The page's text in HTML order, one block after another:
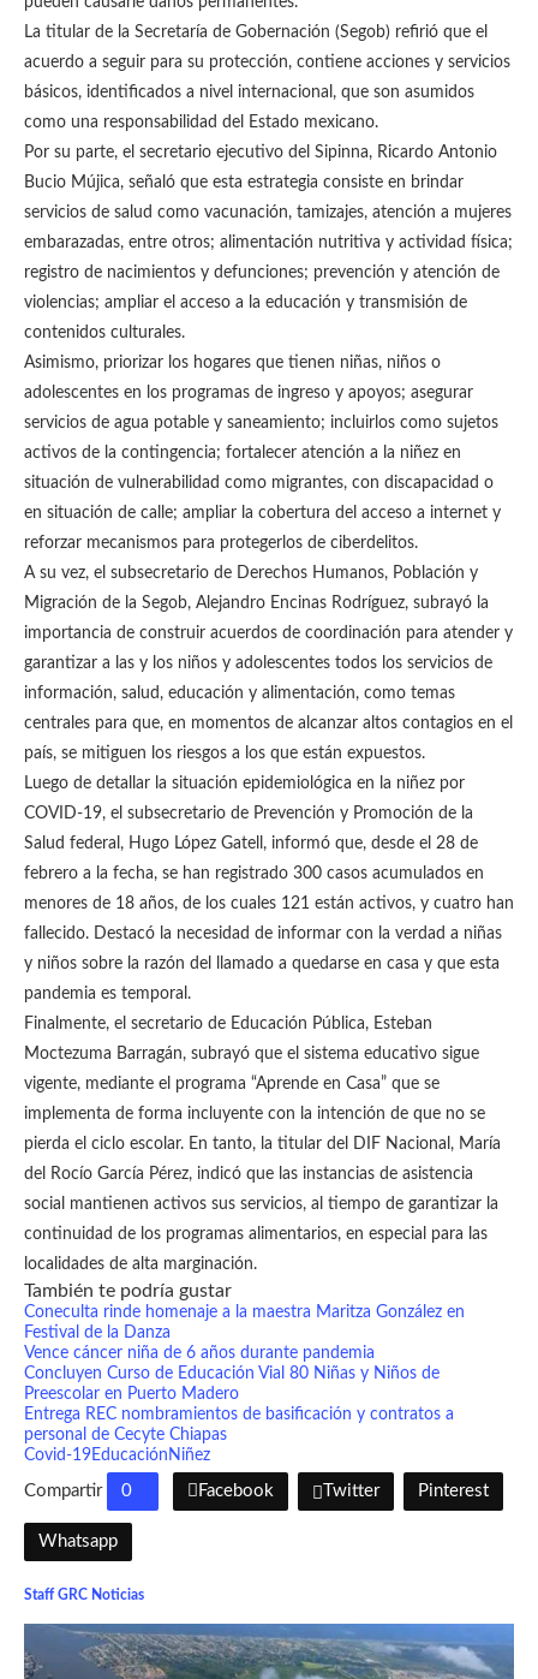
La titular de la Secretaría de Gobernación (Segob) refirió que el
acuerdo a seguir para su protección, contiene acciones y servicios
básicos, identificados a nivel internacional, que son asumidos
como una responsabilidad del Estado mexicano.
Por su parte, el secretario ejecutivo del Sipinna, Ricardo Antonio
Bucio Mújica, señaló que esta estrategia consiste en brindar
servicios de salud como vacunación, tamizajes, atención a mujeres
embarazadas, entre otros; alimentación nutritiva y actividad física;
registro de nacimientos y defunciones; prevención y atención de
violencias; ampliar el acceso a la educación y transmisión de
contenidos culturales.
Asimismo, priorizar los hogares que tienen niñas, niños o
adolescentes en los programas de ingreso y apoyos; asegurar
servicios de agua potable y saneamiento; incluirlos como sujetos
activos de la contingencia; fortalecer atención a la niñez en
situación de vulnerabilidad como migrantes, con discapacidad o
en situación de calle; ampliar la cobertura del acceso a internet y
reforzar mecanismos para protegerlos de ciberdelitos.
A su vez, el subsecretario de Derechos Humanos, Población y
Migración de la Segob, Alejandro Encinas Rodríguez, subrayó la
importancia de construir acuerdos de coordinación para atender y
garantizar a las y los niños y adolescentes todos los servicios de
información, salud, educación y alimentación, como temas
centrales para que, en momentos de alcanzar altos contagios en el
país, se mitiguen los riesgos a los que están expuestos.
Luego de detallar la situación epidemiológica en la niñez por
COVID-19, el subsecretario de Prevención y Promoción de la
Salud federal, Hugo López Gatell, informó que, desde el 28 de
febrero a la fecha, se han registrado 300 casos acumulados en
menores de 18 años, de los cuales 121 están activos, y cuatro han
fallecido. Destacó la necesidad de informar con la verdad a niñas
y niños sobre la razón del llamado a quedarse en casa y que esta
pandemia es temporal.
Finalmente, el secretario de Educación Pública, Esteban
Moctezuma Barragán, subrayó que el sistema educativo sigue
vigente, mediante el programa “Aprende en Casa” que se
implementa de forma incluyente con la intención de que no se
pierda el ciclo escolar. En tanto, la titular del DIF Nacional, María
del Rocío García Pérez, indicó que las instancias de asistencia
social mantienen activos sus servicios, al tiempo de garantizar la
continuidad de los programas alimentarios, en especial para las
localidades de alta marginación.
También te podría gustar
Coneculta rinde homenaje a la maestra Maritza González en
Festival de la Danza
Vence cáncer niña de 6 años durante pandemia
Concluyen Curso de Educación Vial 80 Niñas y Niños de
Preescolar en Puerto Madero
Entrega REC nombramientos de basificación y contratos a
personal de Cecyte Chiapas
Covid-19Educación Niñez
Compartir 0 Facebook Twitter Pinterest
Whatsapp
Staff GRC Noticias